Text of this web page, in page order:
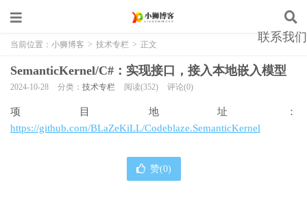
联系我们
当前位置： 小狮博客 > 技术专栏 > 正文
SemanticKernel/C#：实现接口，接入本地嵌入模型
2024-10-28 分类： 技术专栏 阅读(352) 评论(0)
项目地址：
https://github.com/BLaZeKiLL/Codeblaze.SemanticKernel
赞(0)